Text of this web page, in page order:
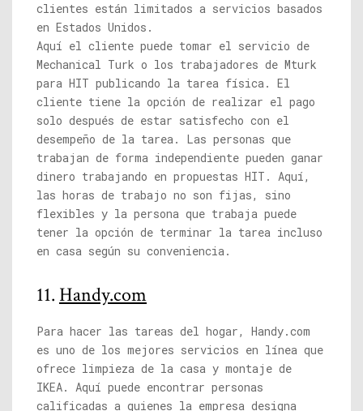
clientes están limitados a servicios basados
​​en Estados Unidos.
Aquí el cliente puede tomar el servicio de
Mechanical Turk o los trabajadores de Mturk
para HIT publicando la tarea física. El
cliente tiene la opción de realizar el pago
solo después de estar satisfecho con el
desempeño de la tarea. Las personas que
trabajan de forma independiente pueden ganar
dinero trabajando en propuestas HIT. Aquí,
las horas de trabajo no son fijas, sino
flexibles y la persona que trabaja puede
tener la opción de terminar la tarea incluso
en casa según su conveniencia.
11. Handy.com
Para hacer las tareas del hogar, Handy.com
es uno de los mejores servicios en línea que
ofrece limpieza de la casa y montaje de
IKEA. Aquí puede encontrar personas
calificadas a quienes la empresa designa